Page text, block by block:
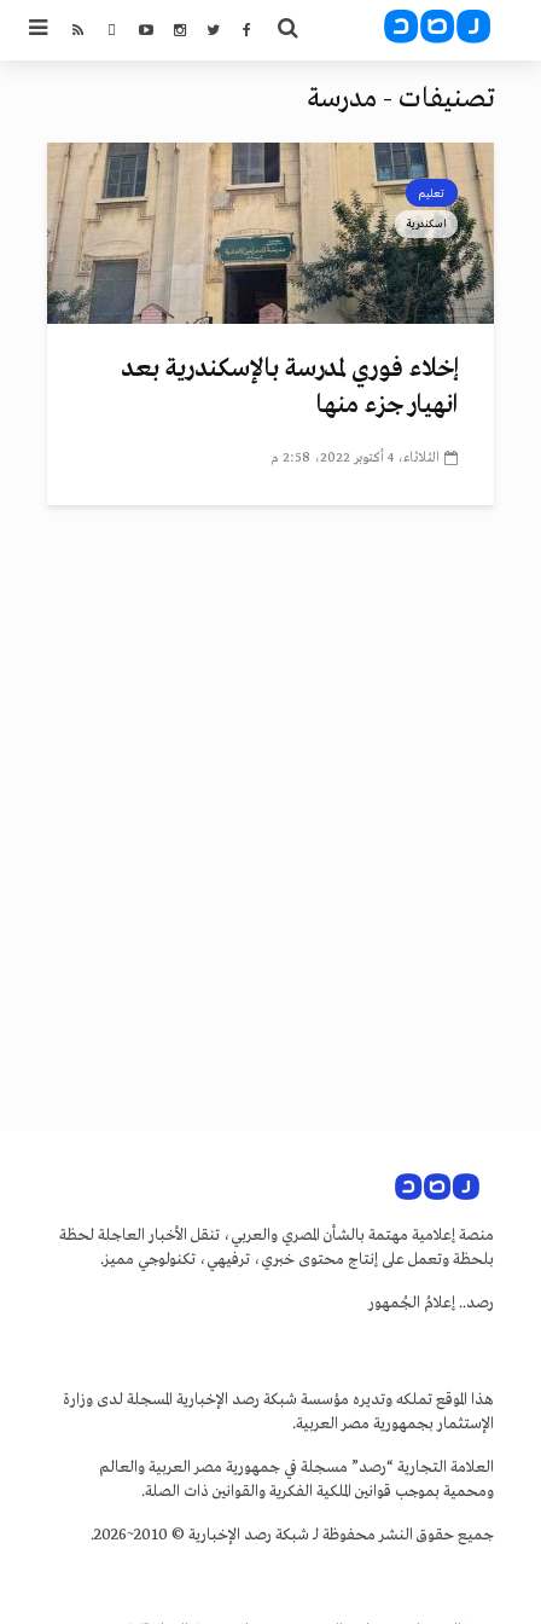
تصنيفات - مدرسة
تعليم
اسكندرية
إخلاء فوري لمدرسة بالإسكندرية بعد
انهيار جزء منها
الثلاثاء، 4 أكتوبر 2022، 2:58 م
منصة إعلامية مهتمة بالشأن المصري والعربي، تنقل الأخبار العاجلة لحظة
بلحظة وتعمل على إنتاج محتوى خبري، ترفيهي، تكنولوجي مميز.
رصد.. إعلامُ الجُمهور
هذا الموقع تملكه وتديره مؤسسة شبكة رصد الإخبارية المسجلة لدى وزارة
الإستثمار بجمهورية مصر العربية.
العلامة التجارية “رصد” مسجلة في جمهورية مصر العربية والعالم
ومحمية بموجب قوانين الملكية الفكرية والقوانين ذات الصلة.
جميع حقوق النشر محفوظة لـ شبكة رصد الإخبارية © 2010~2026.